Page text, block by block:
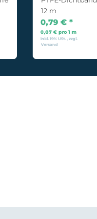
12 m
0,79 € *
0,07 € pro 1 m
inkl. 19% USt. , zzgl.
Versand